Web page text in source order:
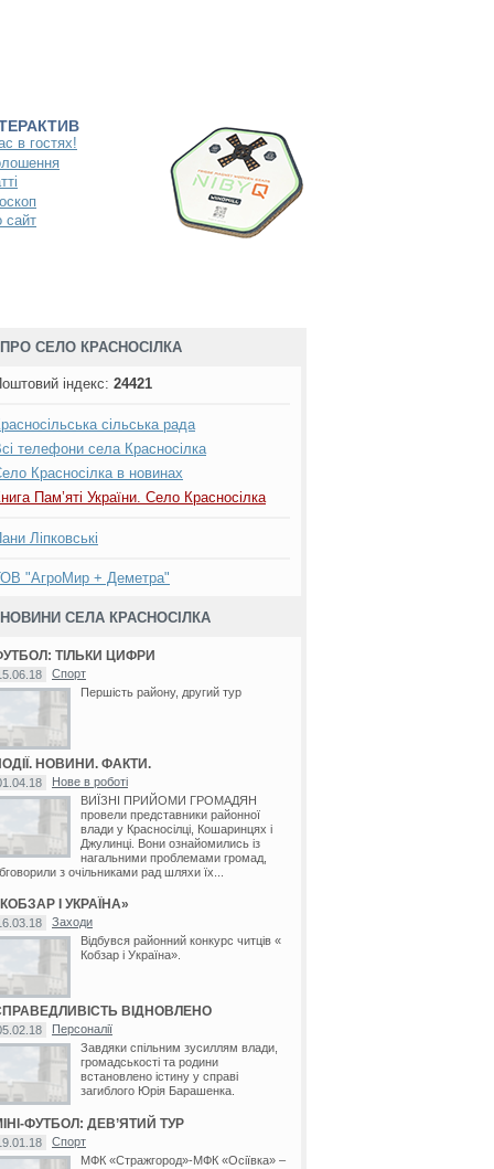
в гостях!
сайт
Крушинівка / Маньківка/Флорино
ПРО СЕЛО КРАСНОСІЛКА
індекс: 24421
сільська рада
телефони села Красносілка
Красносілка в новинах
Пам’яті України. Село Красносілка
Ліпковські
"АгроМир + Деметра"
НОВИНИ СЕЛА КРАСНОСІЛКА
ТІЛЬКИ ЦИФРИ
Спорт
Першість району, другий тур
НОВИНИ. ФАКТИ.
Нове в роботі
ВИЇЗНІ ПРИЙОМИ ГРОМАДЯН
провели представники районної
влади у Красносілці, Кошаринцях і
Джулинці. Вони ознайомились із
нагальними проблемами громад,
з очільниками рад шляхи їх...
І УКРАЇНА»
Заходи
Відбувся районний конкурс читців «
Кобзар і Україна».
ВІДНОВЛЕНО
Персоналії
Завдяки спільним зусиллям влади,
громадськості та родини
встановлено істину у справі
загиблого Юрія Барашенка.
ФУТБОЛ: ДЕВ’ЯТИЙ ТУР
Спорт
МФК «Стражгород»-МФК «Осіївка» –